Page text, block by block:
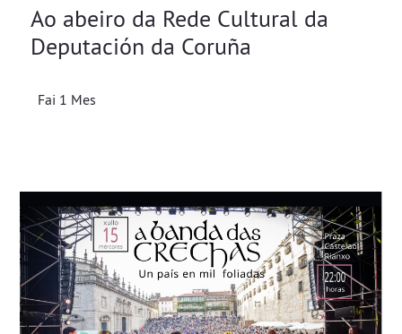
Ao abeiro da Rede Cultural da
Deputación da Coruña
Fai 1 Mes